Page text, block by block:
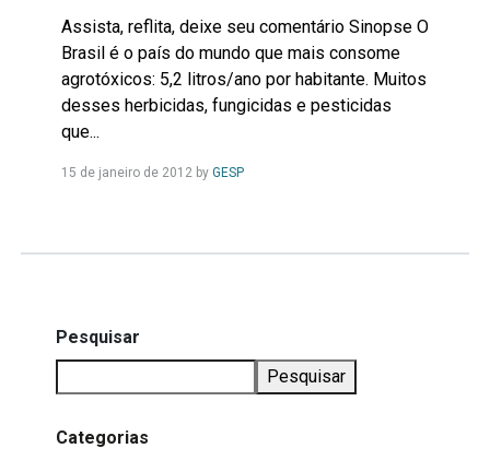
Assista, reflita, deixe seu comentário Sinopse O
Brasil é o país do mundo que mais consome
agrotóxicos: 5,2 litros/ano por habitante. Muitos
desses herbicidas, fungicidas e pesticidas
que...
15 de janeiro de 2012by GESPLeia
Pesquisar
Pesquisar
Categorias